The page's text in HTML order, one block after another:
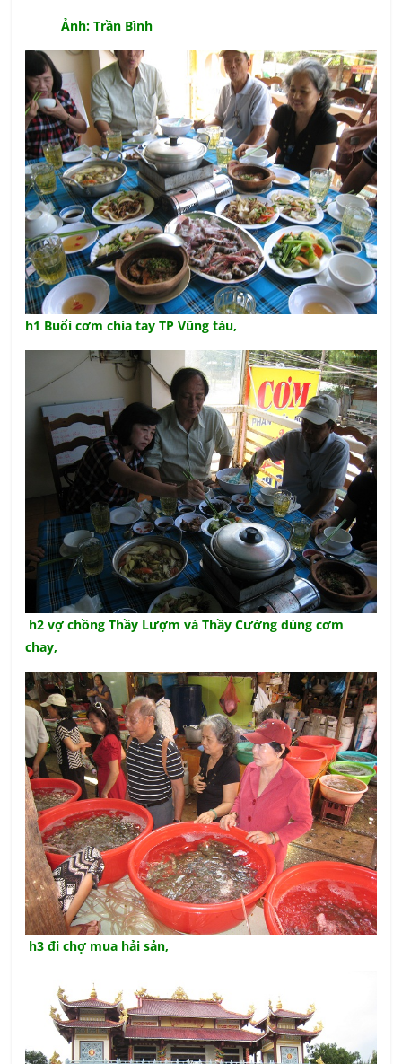
Ảnh: Trần Bình
h1 Buổi cơm chia tay TP Vũng tàu,
h2 vợ chồng Thầy Lượm và Thầy Cường dùng cơm
chay,
h3 đi chợ mua hải sản,